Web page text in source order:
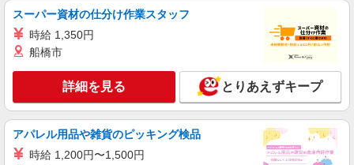
ライフ武蔵小山店 東京都品川区小山2－7－14
キープ 詳細を見る
ライフ大崎百反通店（店舗コード864）
（早朝）荷受け・商品陳列
時給1,400円
ライフ大崎百反通店 東京都品川区大崎4-13-2
スーパー資材の仕分け作業スタッフ
時給 1,350円
船橋市
詳細を見る とりあえずキープ
アパレル用品や雑貨のピッキング検品
時給 1,200円〜1,500円